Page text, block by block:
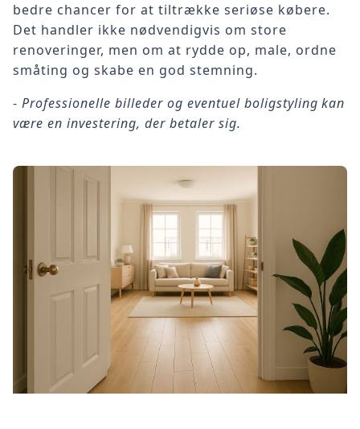
bedre chancer for at tiltrække seriøse købere.
Det handler ikke nødvendigvis om store
renoveringer, men om at rydde op, male, ordne
småting og skabe en god stemning.
- Professionelle billeder og eventuel boligstyling kan
være en investering, der betaler sig.